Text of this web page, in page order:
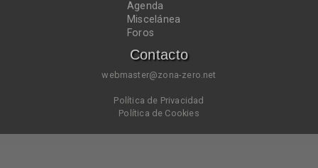
Agenda
Miscelánea
Foros
Contacto
webmaster@zona-zero.net
Política de Privacidad
Política de Cookies